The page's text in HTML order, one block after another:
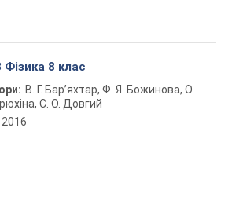
Фізика 8 клас
В. Г. Бар’яхтар, Ф. Я. Божинова, О.
С. О. Довгий
2016